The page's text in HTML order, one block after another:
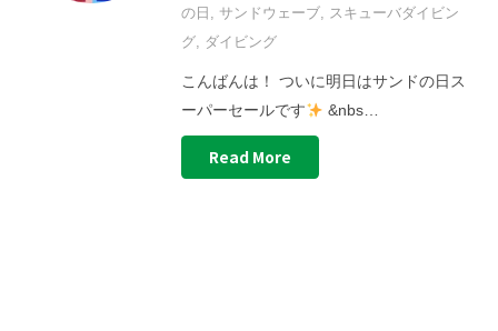
の日 サンドウェーブ
スキューバダイビン
グ
ダイビング
こんばんは！ ついに明日はサンドの日ス
ーパーセールです
&nbs…
Read More